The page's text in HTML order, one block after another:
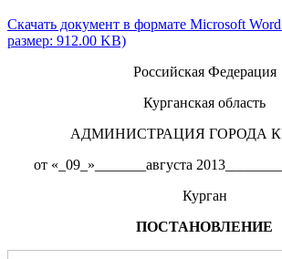
Скачать документ в формате Microsoft
размер: 912.00 KB)
Российская Федерация
Курганская область
АДМИНИСТРАЦИЯ ГОРОДА
от «_09_»_______августа
Курган
ПОСТАНОВЛЕНИЕ